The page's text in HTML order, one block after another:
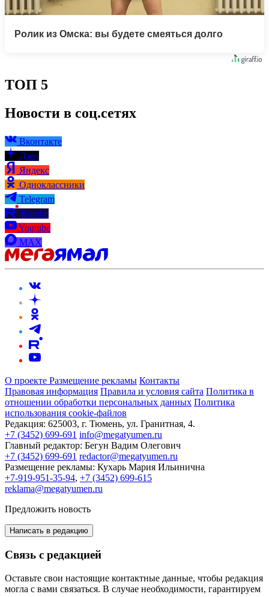
Ролик из Омска: вы будете смеяться долго
ТОП 5
Новости в соц.сетях
Вконтакте
Дзен
Яндекс
Одноклассники
Telegram
Rutube
Youtube
MAX
О проекте Размещение рекламы Контакты
Правовая информация Правила и условия сайта Политика в
отношении обработки персональных данных Политика
использования cookie-файлов
Редакция: 625003, г. Тюмень, ул. Гранитная, 4.
+7 (3452) 699-691 info@megatyumen.ru
Главный редактор: Бегун Вадим Олегович
+7 (3452) 699-691 redactor@megatyumen.ru
Размещение рекламы: Кухарь Мария Ильинична
+7-919-951-35-94, +7 (3452) 699-615
reklama@megatyumen.ru
Предложить новость
Написать в редакцию
Связь с редакцией
Оставьте свои настоящие контактные данные, чтобы редакция
могла с вами связаться. В случае необходимости, гарантируем